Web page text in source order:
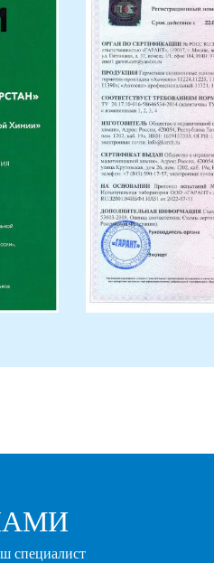
специалист